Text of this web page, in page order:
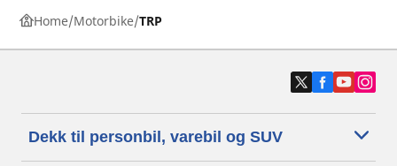
Home Motorbike TRP
Dekk til personbil, varebil og SUV